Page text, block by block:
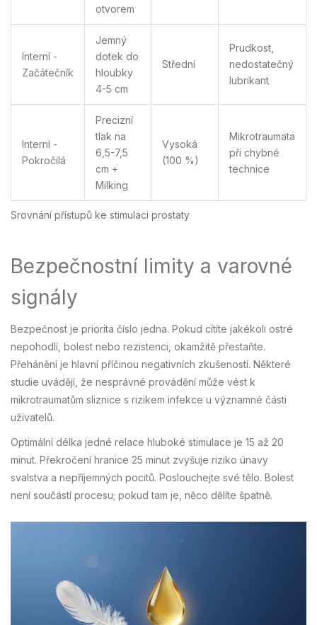
Srovnání přístupů ke stimulaci prostaty
otvorem
Interní -
Začátečník
Jemný
dotek do
hloubky
4-5 cm
Střední
Prudkost,
nedostatečný
lubrikant
Interní -
Pokročilá
Precizní
tlak na
6,5-7,5
cm +
Milking
Vysoká
(100 %)
Mikrotraumata
při chybné
technice
Bezpečnostní limity a varovné
signály
Bezpečnost je priorita číslo jedna. Pokud cítíte jakékoli ostré
nepohodlí, bolest nebo rezistenci, okamžitě přestaňte.
Přehánění je hlavní příčinou negativních zkušeností. Některé
studie uvádějí, že nesprávné provádění může vést k
mikrotraumatům sliznice s rizikem infekce u významné části
uživatelů.
Optimální délka jedné relace hluboké stimulace je 15 až 20
minut. Překročení hranice 25 minut zvyšuje riziko únavy
svalstva a nepříjemných pocitů. Poslouchejte své tělo. Bolest
není součástí procesu; pokud tam je, něco dělíte špatně.